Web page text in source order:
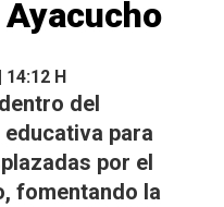
Ayacucho
14:12 H
del
educativa para
por el
fomentando la